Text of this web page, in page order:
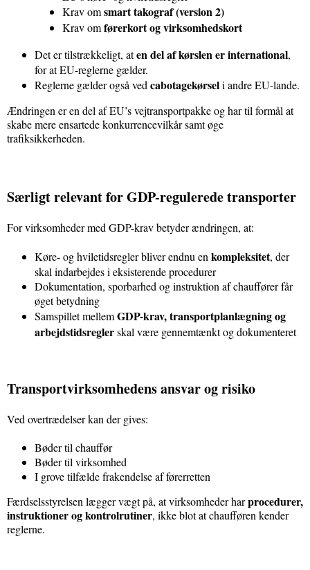
Krav omsmart takograf (version 2)
Krav omførerkort og virksomhedskort
Det er tilstrækkeligt, aten del af kørslen er international,
for at EU-reglerne gælder.
Reglerne gælder også ved cabotagekørseli andre EU-lande.
Ændringen er en del af EU’s vejtransportpakke og har til formål at
skabe mere ensartede konkurrencevilkår samt øge
trafiksikkerheden.
Særligt relevant for GDP-regulerede transporter
For virksomheder med GDP-krav betyder ændringen, at:
Køre- og hviletidsregler bliver endnu en kompleksitet, der
skal indarbejdes i eksisterende procedurer
Dokumentation, sporbarhed og instruktion af chauffører får
øget betydning
Samspillet mellemGDP-krav, transportplanlægning og
arbejdstidsreglerskal være gennemtænkt og dokumenteret
Transportvirksomhedens ansvar og risiko
Ved overtrædelser kan der gives:
Bøder til chauffør
Bøder til virksomhed
I grove tilfælde frakendelse af førerretten
Færdselsstyrelsen lægger vægt på, at virksomheder harprocedurer,
instruktioner og kontrolrutiner, ikke blot at chaufføren kender
reglerne.